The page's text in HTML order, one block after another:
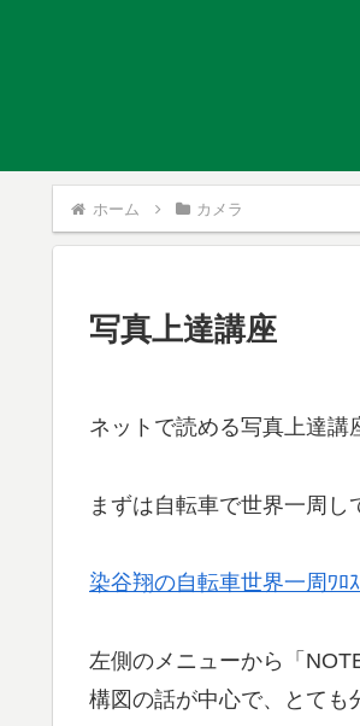
ホーム カメラ
写真上達講座
ネットで読める写真上達講
まずは自転車で世界一周し
染谷翔の自転車世界一周ﾜﾛ
左側のメニューから「
構図の話が中心で、とても